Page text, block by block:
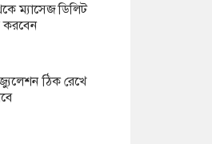
ম্যাসেজ ডিলিট
করবেন
ঠিক রেখে